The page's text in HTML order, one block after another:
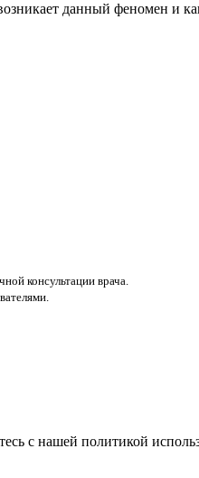
данный феномен и
консультации врача.
с нашей политикой